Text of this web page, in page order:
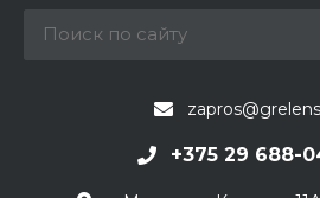
+375 29 688-